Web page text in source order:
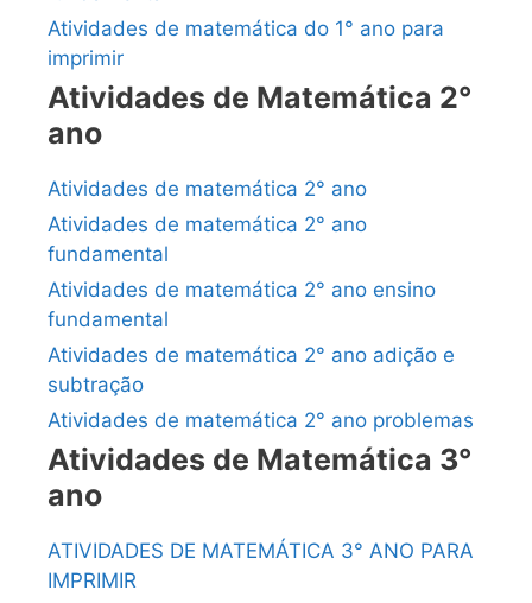
Atividades de matemática do 1° ano para
imprimir
Atividades de Matemática 2°
ano
Atividades de matemática 2° ano
Atividades de matemática 2° ano
fundamental
Atividades de matemática 2° ano ensino
fundamental
Atividades de matemática 2° ano adição e
subtração
Atividades de matemática 2° ano problemas
Atividades de Matemática 3°
ano
ATIVIDADES DE MATEMÁTICA 3° ANO PARA
IMPRIMIR